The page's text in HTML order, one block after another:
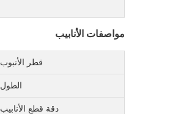
مواصفات الأنابيب
قطر الأنبوب
الطول
دقة قطع الأنابيب